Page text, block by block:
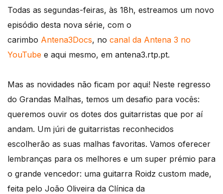
Todas as segundas-feiras, às 18h, estreamos um novo
episódio desta nova série, com o
carimbo Antena3Docs, no canal da Antena 3 no
YouTube e aqui mesmo, em antena3.rtp.pt.
Mas as novidades não ficam por aqui! Neste regresso
do Grandas Malhas, temos um desafio para vocês:
queremos ouvir os dotes dos guitarristas que por aí
andam. Um júri de guitarristas reconhecidos
escolherão as suas malhas favoritas. Vamos oferecer
lembranças para os melhores e um super prémio para
o grande vencedor: uma guitarra Roidz custom made,
feita pelo João Oliveira da Clínica da